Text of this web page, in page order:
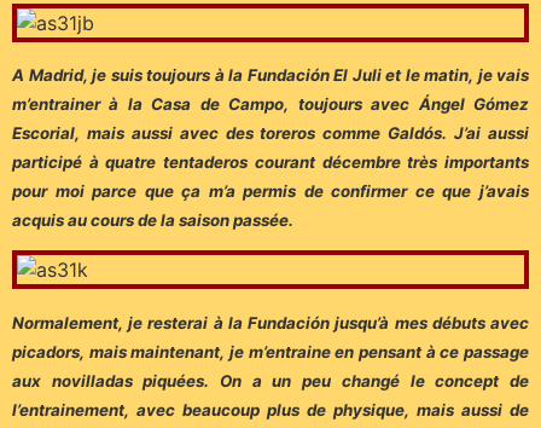
A Madrid, je suis toujours à la Fundación El Juli et le matin, je vais
m’entrainer à la Casa de Campo, toujours avec Ángel Gómez
Escorial, mais aussi avec des toreros comme Galdós. J’ai aussi
participé à quatre tentaderos courant décembre très importants
pour moi parce que ça m’a permis de confirmer ce que j’avais
acquis au cours de la saison passée.
Normalement, je resterai à la Fundación jusqu’à mes débuts avec
picadors, mais maintenant, je m’entraine en pensant à ce passage
aux novilladas piquées. On a un peu changé le concept de
l’entrainement, avec beaucoup plus de physique, mais aussi de